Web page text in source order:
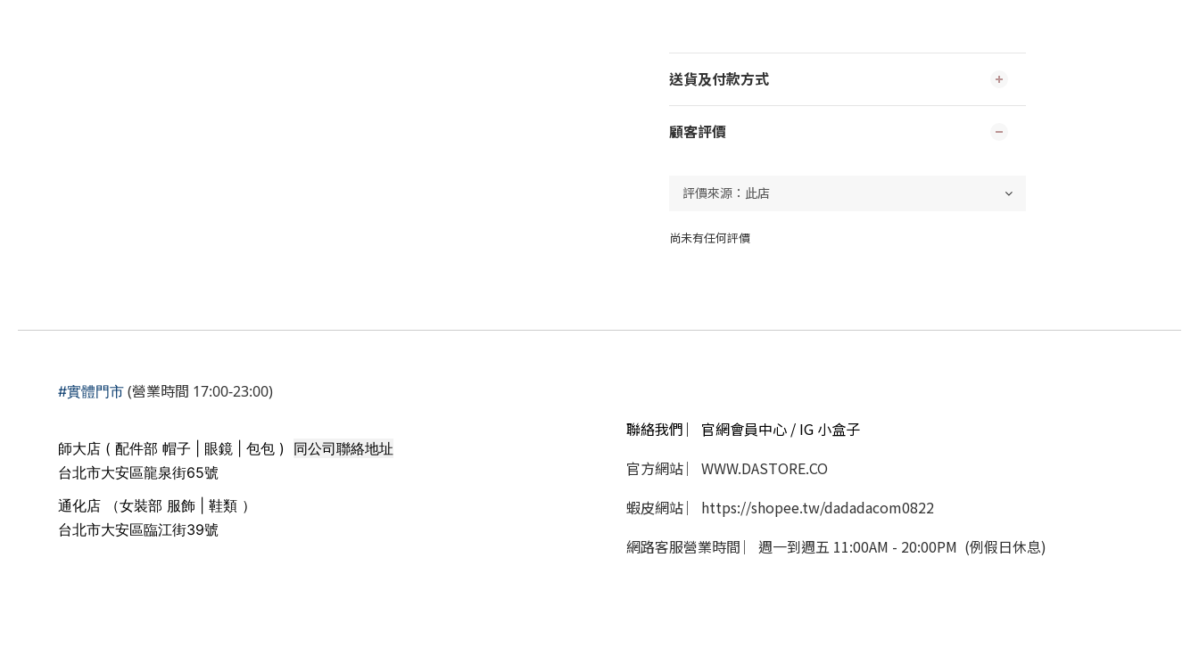
送貨及付款方式
顧客評價
尚未有任何評價
#實體門市 (營業時間 17:00-23:00)
師大店 ( 配件部 帽子 | 眼鏡 | 包包 ) 同公司聯絡地址
台北市大安區龍泉街65號
通化店 （女裝部 服飾 | 鞋類 ）
台北市大安區臨江街39號
聯絡我們 ︳官網會員中心 / IG 小盒子
官方網站 ︳WWW.DASTORE.CO
蝦皮網站 ︳https://shopee.tw/dadadacom0822
網路客服營業時間 ︳週一到週五 11:00AM - 20:00PM (例假日休息)